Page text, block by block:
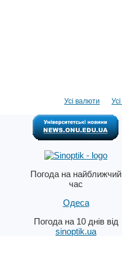
Усі валюти
Погода на найближчий
час
Одеса
Погода на 10 днів від
sinoptik.ua